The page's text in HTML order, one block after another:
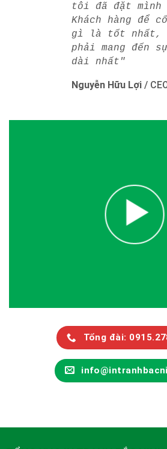
tôi đã đặt
Khách hàng để
gì là tốt nhất,
phải mang đến
dài nhất"
Nguyễn Hữu Lợi /
Tổng đài: